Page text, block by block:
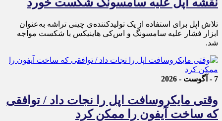
تلاش اپل برای استفاده از یک تولیدکننده‌ی چینی تراشه به‌عنوان
ابزار فشار علیه سامسونگ و اس‌کی هاینیکس با شکست مواجه
شد.
7 - آگوست - 2026
وقتی مایکروسافت اپل را نجات داد / توافقی
که ساخت آیفون را ممکن کرد